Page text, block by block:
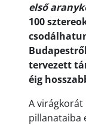
első
100
tervezett
éig
A
pillanataiba